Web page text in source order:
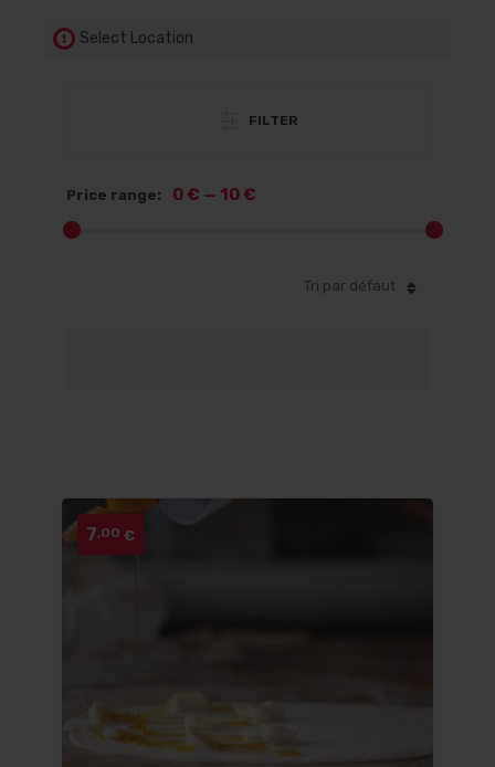
Select Location
FILTER
Price range: 0 € — 10 €
Tri par défaut
7,00 €